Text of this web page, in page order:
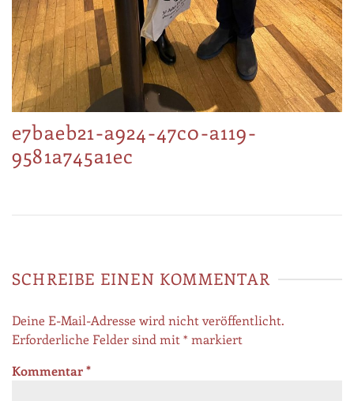
e7baeb21-a924-47c0-a119-
9581a745a1ec
SCHREIBE EINEN KOMMENTAR
Deine E-Mail-Adresse wird nicht veröffentlicht.
Erforderliche Felder sind mit* markiert
Kommentar*